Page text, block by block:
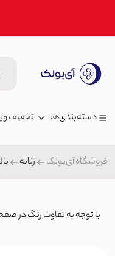
دسته‌بندی‌ها
زنانه
بچگانه
تخفیف
فروشگاه آی‌بولک زنانه
با توجه به تفاوت رنگ در صفحه